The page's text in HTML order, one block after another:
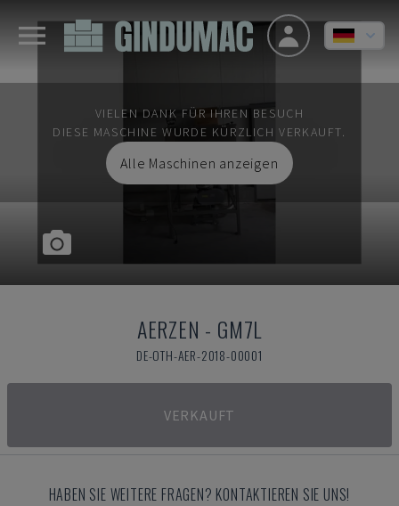
VIELEN DANK FÜR IHREN BESUCH
DIESE MASCHINE WURDE KÜRZLICH VERKAUFT.
Alle Maschinen anzeigen
AERZEN - GM7L
DE-OTH-AER-2018-00001
VERKAUFT
HABEN SIE WEITERE FRAGEN? KONTAKTIEREN SIE UNS!